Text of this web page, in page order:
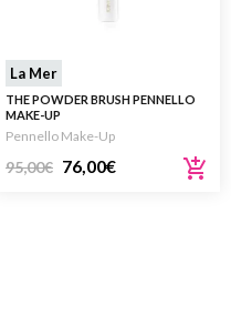
La Mer
THE POWDER BRUSH PENNELLO
MAKE-UP
Pennello Make-Up
95,00€ 76,00€